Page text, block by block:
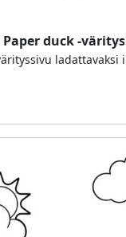
duck -
ladattavaksi